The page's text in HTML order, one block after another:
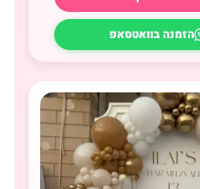
הזמנה בוואטסאפ